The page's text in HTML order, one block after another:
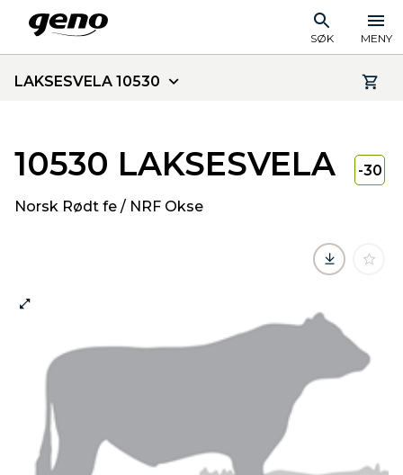
SØK MENY
LAKSESVELA 10530
10530 LAKSESVELA
Norsk Rødt fe / NRF Okse
-30